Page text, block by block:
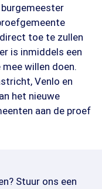
toe te zullen
is inmiddels een
willen doen.
Venlo en
het nieuwe
aan de proef
Stuur ons een